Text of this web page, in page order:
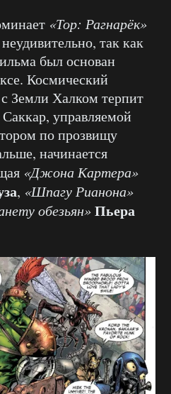
«Тор: Рагнарёк»
так как
был основан
Космический
Земли Халком терпит
управляемой
по прозвищу
начинается
«Джона Картера»
, «Шпагу Рианона»
обезьян»Пьера